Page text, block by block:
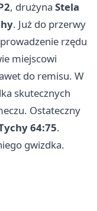
, drużyna Stela
. Już do przerwy
rzędu
miejscowi
do remisu. W
skutecznych
Ostateczny
64:75.
gwizdka.